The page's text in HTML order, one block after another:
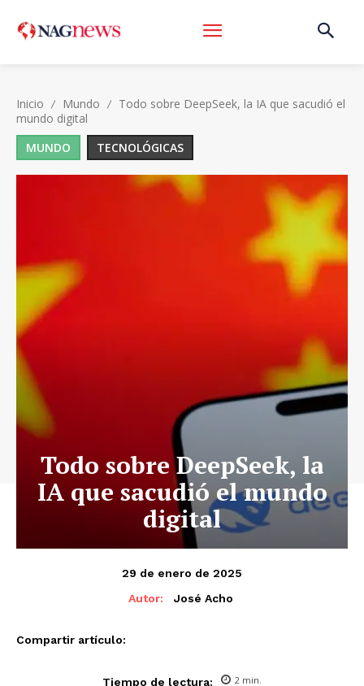
Inicio Mundo
Todo sobre DeepSeek, la IA que sacudió el
mundo digital
MUNDO
TECNOLÓGICAS
Todo sobre DeepSeek, la
IA que sacudió el mundo
digital
29 de enero de 2025
Autor:
José Acho
Compartir artículo:
Tiempo de lectura: 2 min.